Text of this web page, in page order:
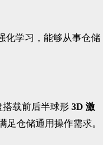
化学习，能够从事仓储
搭载前后半球形 3D 激
足仓储通用操作需求。